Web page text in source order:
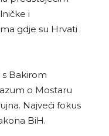
i
gdje su Hrvati
Bakirom
o Mostaru
Najveći fokus
BiH.